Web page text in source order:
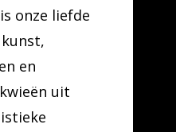
onze liefde
en
uit